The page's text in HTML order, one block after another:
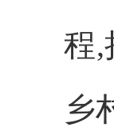
程,
乡